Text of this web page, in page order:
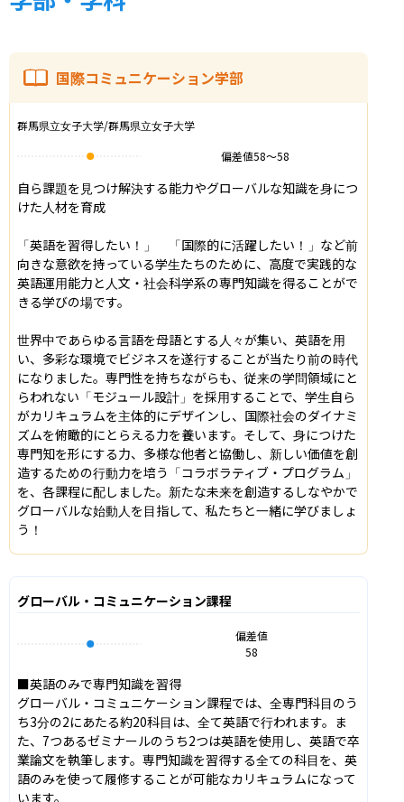
国際コミュニケーション学部
群馬県立女子大学/群馬県立女子大学
偏差値58〜58
自ら課題を見つけ解決する能力やグローバルな知識を身につ
けた人材を育成
「英語を習得したい！」　「国際的に活躍したい！」など前
向きな意欲を持っている学生たちのために、高度で実践的な
英語運用能力と人文・社会科学系の専門知識を得ることがで
きる学びの場です。
世界中であらゆる言語を母語とする人々が集い、英語を用
い、多彩な環境でビジネスを遂行することが当たり前の時代
になりました。専門性を持ちながらも、従来の学問領域にと
らわれない「モジュール設計」を採用することで、学生自ら
がカリキュラムを主体的にデザインし、国際社会のダイナミ
ズムを俯瞰的にとらえる力を養います。そして、身につけた
専門知を形にする力、多様な他者と協働し、新しい価値を創
造するための行動力を培う「コラボラティブ・プログラム」
を、各課程に配しました。新たな未来を創造するしなやかで
グローバルな始動人を目指して、私たちと一緒に学びましょ
う！
グローバル・コミュニケーション課程
偏差値
58
■英語のみで専門知識を習得
グローバル・コミュニケーション課程では、全専門科目のう
ち3分の2にあたる約20科目は、全て英語で行われます。ま
た、7つあるゼミナールのうち2つは英語を使用し、英語で卒
業論文を執筆します。専門知識を習得する全ての科目を、英
語のみを使って履修することが可能なカリキュラムになって
います。